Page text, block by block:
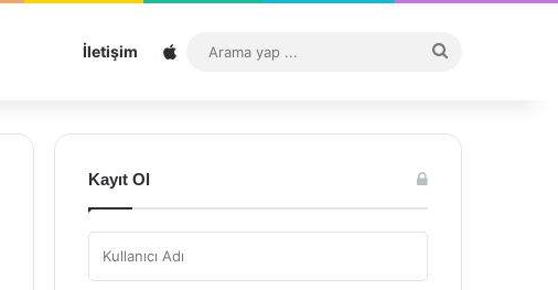
İletişim Sitemap
...
Kayıt Ol